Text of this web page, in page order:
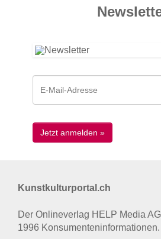
Kunstkulturportal.ch
Der Onlineverlag HELP Media
1996 Konsumenten­informationen.